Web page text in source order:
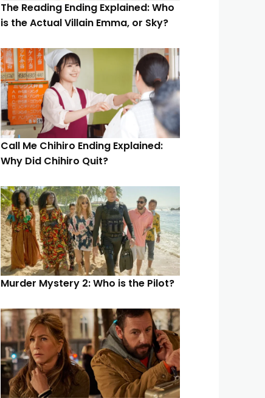
The Reading Ending Explained: Who
is the Actual Villain Emma, or Sky?
Call Me Chihiro Ending Explained:
Why Did Chihiro Quit?
Murder Mystery 2: Who is the Pilot?